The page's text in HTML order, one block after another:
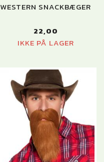
WESTERN SNACKBÆGER
22,00
IKKE PÅ LAGER